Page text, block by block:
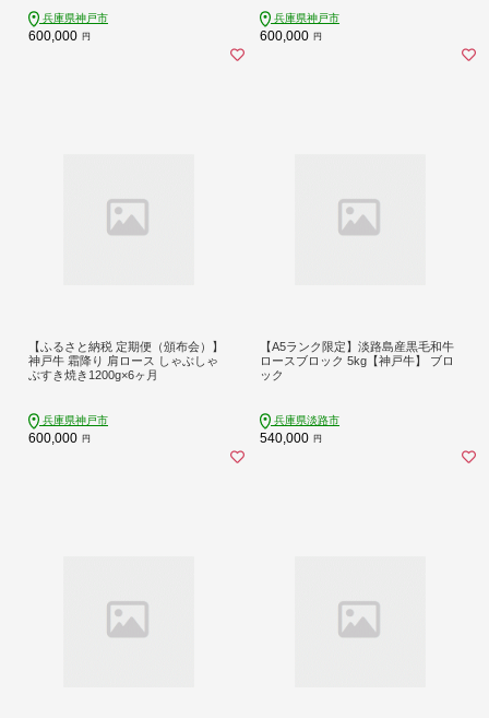
兵庫県神戸市
600,000 円
兵庫県神戸市
600,000 円
【ふるさと納税 定期便（頒布会）】
神戸牛 霜降り 肩ロース しゃぶしゃ
ぶすき焼き1200g×6ヶ月
兵庫県神戸市
600,000 円
【A5ランク限定】淡路島産黒毛和牛
ロースブロック 5kg【神戸牛】 ブロ
ック
兵庫県淡路市
540,000 円